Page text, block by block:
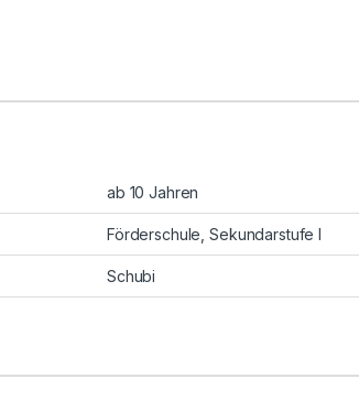
ab 10 Jahren
Förderschule ,Sekundarstufe I
Schubi